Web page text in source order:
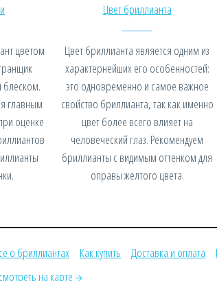
цветом
главным
оценке
Цвет бриллианта
Цвет бриллианта является одним из
характернейших его особенностей:
это одновременно и самое важное
свойство бриллианта, так как именно
цвет более всего влияет на
человеческий глаз. Рекомендуем
бриллианты с видимым оттенком для
оправы желтого цвета.
о бриллиантах Как купить Доставка и оплата
на карте